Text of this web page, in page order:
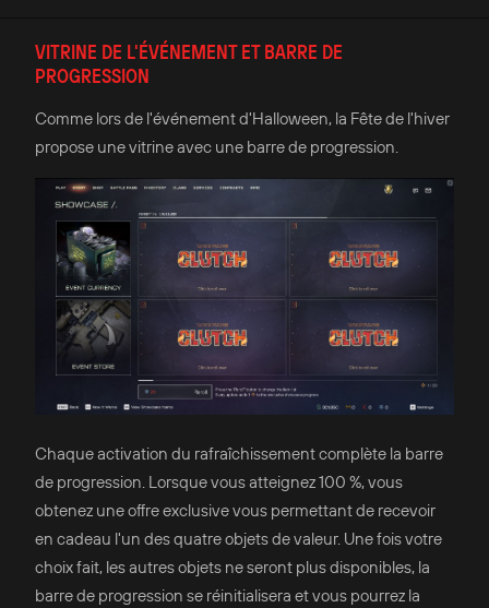
VITRINE DE L'ÉVÉNEMENT ET BARRE DE
PROGRESSION
Comme lors de l'événement d'Halloween, la Fête de l'hiver
propose une vitrine avec une barre de progression.
Chaque activation du rafraîchissement complète la barre
de progression. Lorsque vous atteignez 100 %, vous
obtenez une offre exclusive vous permettant de recevoir
en cadeau l'un des quatre objets de valeur. Une fois votre
choix fait, les autres objets ne seront plus disponibles, la
barre de progression se réinitialisera et vous pourrez la